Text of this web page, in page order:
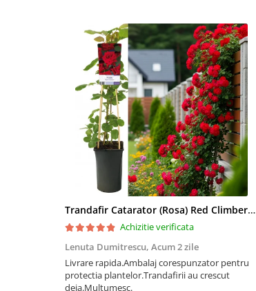
Trandafir Catarator (Rosa) Red Climber - 75cm
Achizitie verificata
Lenuta Dumitrescu, Acum 2 zile
Livrare rapida.Ambalaj corespunzator pentru
protectia plantelor.Trandafirii au crescut
deja.Multumesc.